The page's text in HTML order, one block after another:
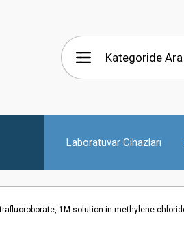
Laboratuvar Cihazları